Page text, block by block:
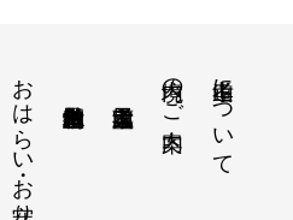
孝道山について
境内のご案内
おはらい・お守り